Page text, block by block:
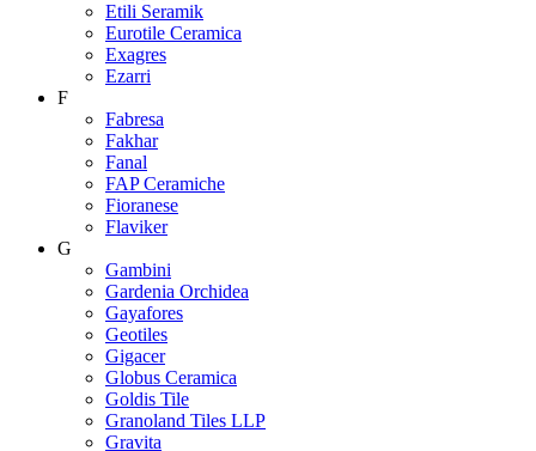
Etili Seramik
Eurotile Ceramica
Exagres
Ezarri
F
Fabresa
Fakhar
Fanal
FAP Ceramiche
Fioranese
Flaviker
G
Gambini
Gardenia Orchidea
Gayafores
Geotiles
Gigacer
Globus Ceramica
Goldis Tile
Granoland Tiles LLP
Gravita